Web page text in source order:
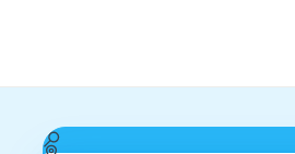
Beruf oder Unternehmen